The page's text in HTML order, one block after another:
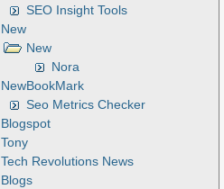
SEO Insight Tools
New
New
Nora
NewBookMark
Seo Metrics Checker
Blogspot
Tony
Tech Revolutions News
Blogs